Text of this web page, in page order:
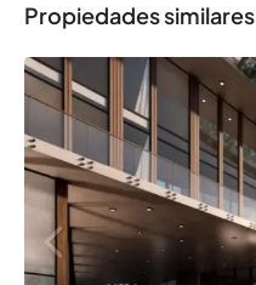
Propiedades similares